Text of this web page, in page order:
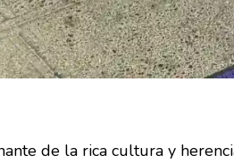
de la rica cultura y